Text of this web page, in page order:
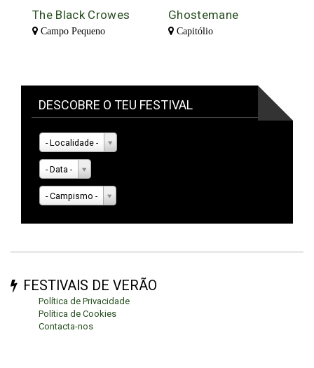
The Black Crowes
Campo Pequeno
Ghostemane
Capitólio
DESCOBRE O TEU FESTIVAL
- Localidade -
- Data -
- Campismo -
FESTIVAIS DE VERÃO
Política de Privacidade
Política de Cookies
Contacta-nos